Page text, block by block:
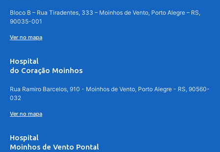
Bloco B – Rua Tiradentes, 333 – Moinhos de Vento, Porto Alegre – RS,
90035-001
Ver no mapa
Hospital
do Coração Moinhos
Rua Ramiro Barcelos, 910 - Moinhos de Vento, Porto Alegre - RS, 90560-
032
Ver no mapa
Hospital
Moinhos de Vento Pontal